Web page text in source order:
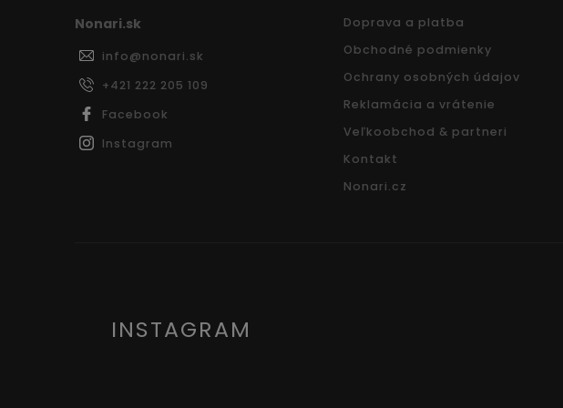
Nonari.sk
info@nonari.sk
+421 222 205 109
Facebook
Instagram
Doprava a platba
Obchodné podmienky
Ochrany osobných údajov
Reklamácia a vrátenie
Veľkoobchod & partneri
Kontakt
Nonari.cz
INSTAGRAM